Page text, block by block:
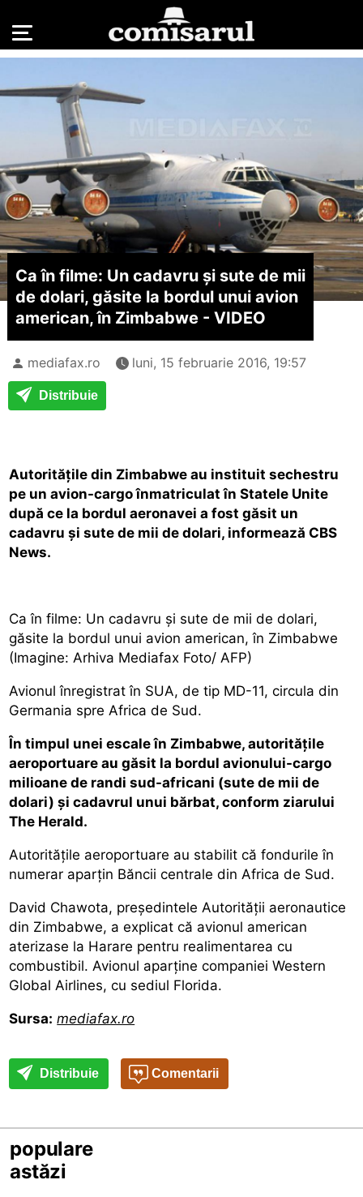
Ca în filme: Un cadavru şi sute de mii
de dolari, găsite la bordul unui avion
american, în Zimbabwe - VIDEO
mediafax.ro luni, 15 februarie 2016, 19:57
Distribuie
Autorităţile din Zimbabwe au instituit sechestru
pe un avion-cargo înmatriculat în Statele Unite
după ce la bordul aeronavei a fost găsit un
cadavru şi sute de mii de dolari, informează CBS
News.
Ca în filme: Un cadavru şi sute de mii de dolari,
găsite la bordul unui avion american, în Zimbabwe
(Imagine: Arhiva Mediafax Foto/ AFP)
Avionul înregistrat în SUA, de tip MD-11, circula din
Germania spre Africa de Sud.
În timpul unei escale în Zimbabwe, autorităţile
aeroportuare au găsit la bordul avionului-cargo
milioane de randi sud-africani (sute de mii de
dolari) şi cadavrul unui bărbat, conform ziarului
The Herald.
Autorităţile aeroportuare au stabilit că fondurile în
numerar aparţin Băncii centrale din Africa de Sud.
David Chawota, preşedintele Autorităţii aeronautice
din Zimbabwe, a explicat că avionul american
aterizase la Harare pentru realimentarea cu
combustibil. Avionul aparţine companiei Western
Global Airlines, cu sediul Florida.
Sursa: mediafax.ro
Distribuie Comentarii
populare
astăzi